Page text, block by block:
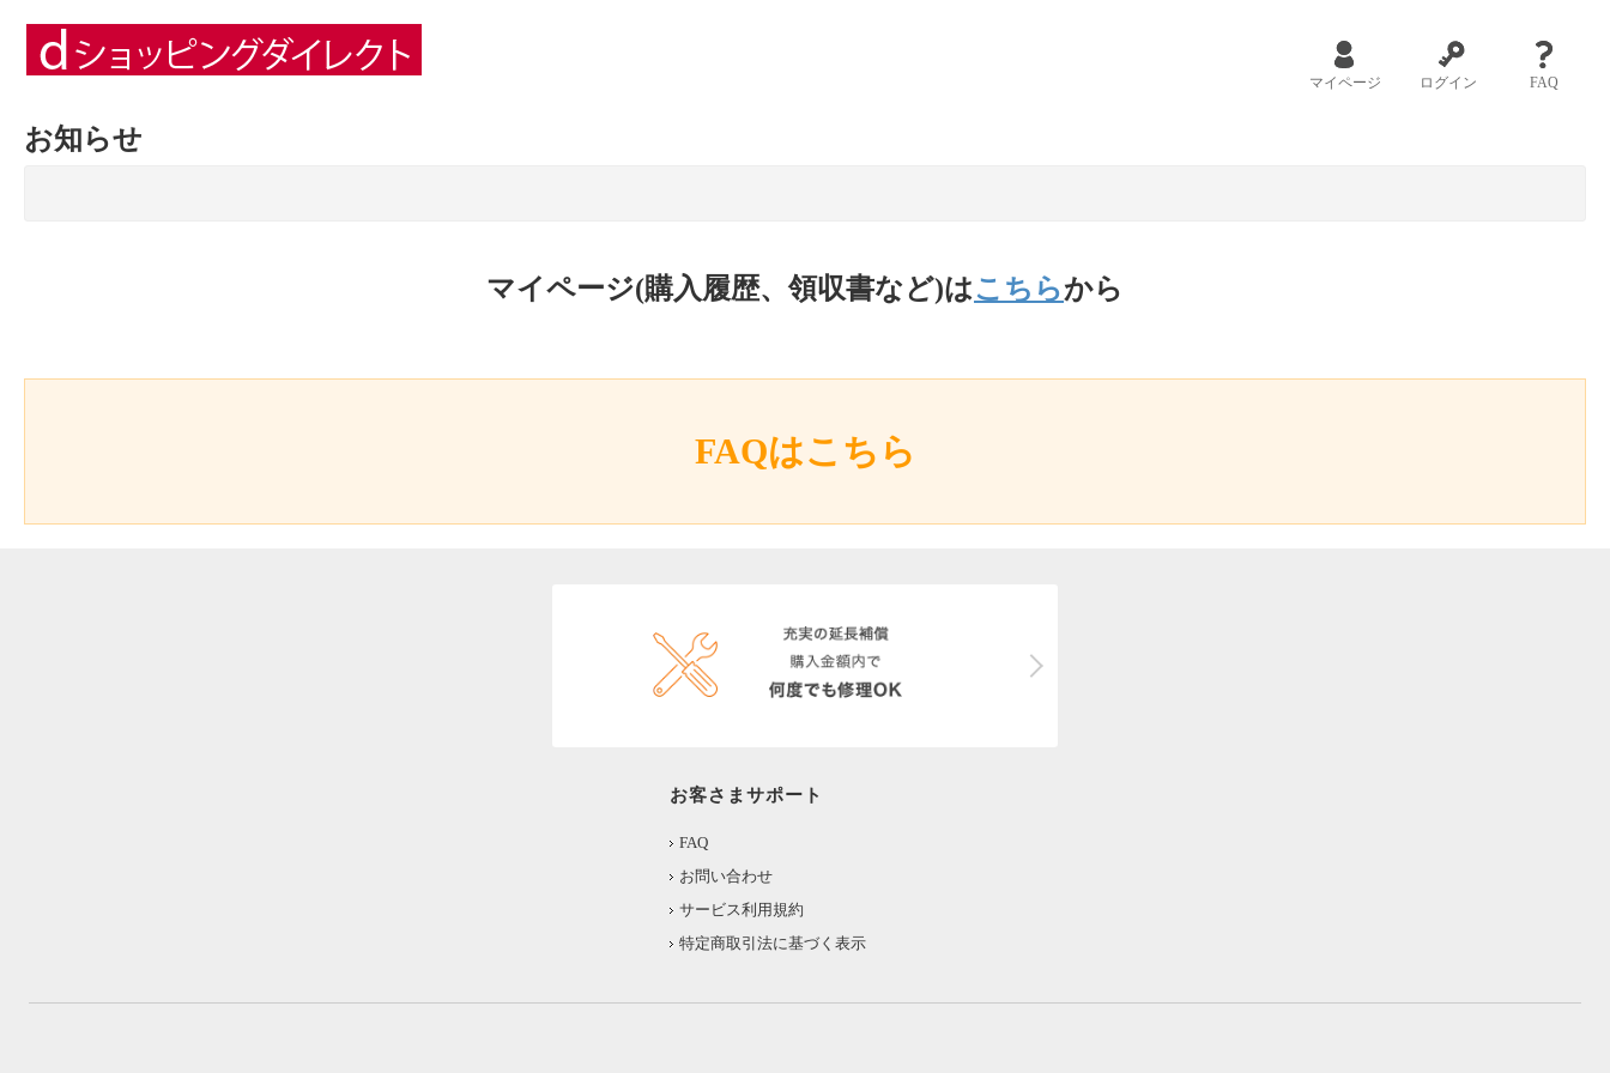
マイページ ログイン FAQ
お知らせ
マイページ(購入履歴、領収書など)はこちらから
FAQはこちら
お客さまサポート
FAQ
お問い合わせ
サービス利用規約
特定商取引法に基づく表示